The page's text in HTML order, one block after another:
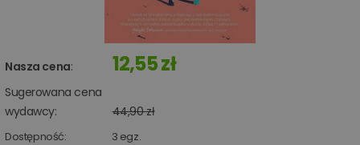
Nasza cena: 12,55 zł
Sugerowana cena
wydawcy:
44,90 zł
Dostępność: 3 egz.